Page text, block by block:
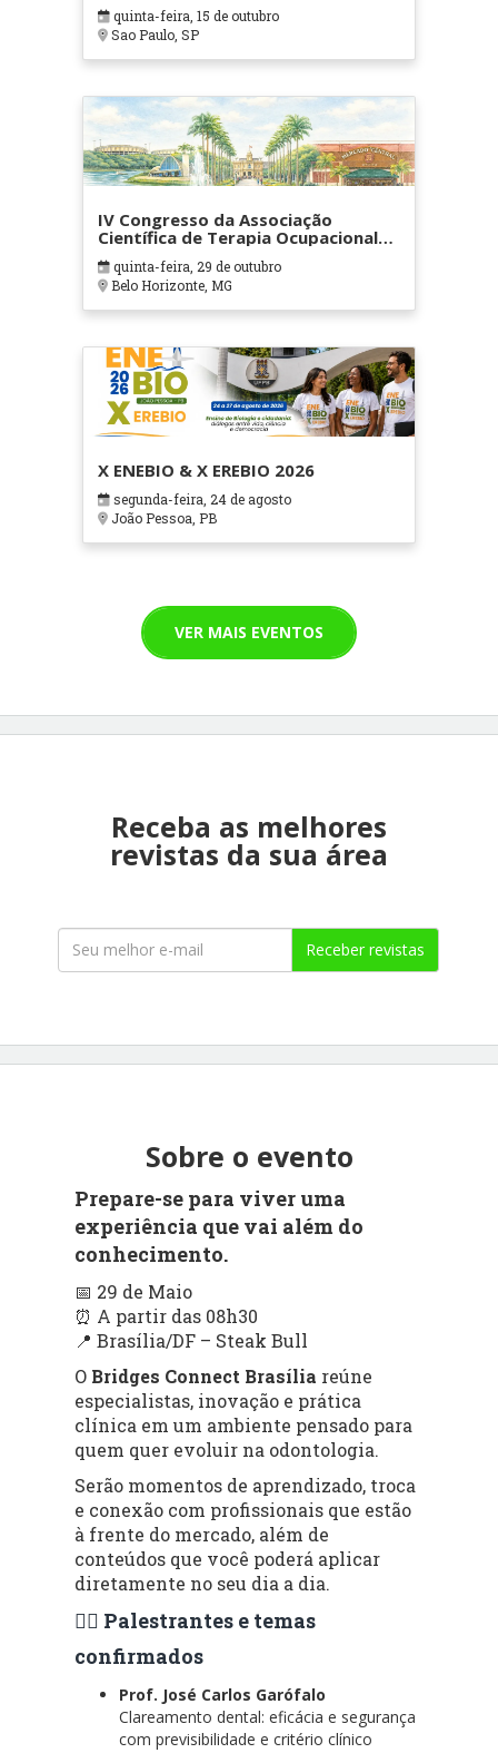
quinta-feira, 15 de outubro
Sao Paulo, SP
IV Congresso da Associação
Científica de Terapia Ocupacional
em Contextos Hospitalares e
Cuidados Paliativos - ATOHOSP
quinta-feira, 29 de outubro
Belo Horizonte, MG
X ENEBIO & X EREBIO 2026
segunda-feira, 24 de agosto
João Pessoa, PB
VER MAIS EVENTOS
Receba as melhores
revistas da sua área
Receber revistas
Sobre o evento
Prepare-se para viver uma
experiência que vai além do
conhecimento.
📅 29 de Maio
⏰ A partir das 08h30
📍 Brasília/DF – Steak Bull
O Bridges Connect Brasília reúne
especialistas, inovação e prática
clínica em um ambiente pensado para
quem quer evoluir na odontologia.
Serão momentos de aprendizado, troca
e conexão com profissionais que estão
à frente do mercado, além de
conteúdos que você poderá aplicar
diretamente no seu dia a dia.
👨‍⚕️ Palestrantes e temas
confirmados
Prof. José Carlos Garófalo
Clareamento dental: eficácia e segurança
com previsibilidade e critério clínico